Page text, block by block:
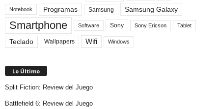
Notebook Programas Samsung Samsung Galaxy
Smartphone Software Sony Sony Ericson Tablet
Teclado Wallpapers Wifi Windows
Lo Último
Split Fiction: Review del Juego
Battlefield 6: Review del Juego